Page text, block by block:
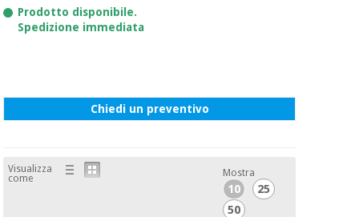
Prodotto disponibile.
Spedizione immediata
Chiedi un preventivo
Visualizza
come
Mostra
10
25
50